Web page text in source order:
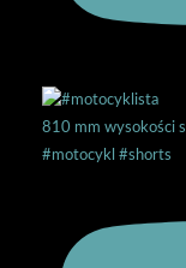
810 mm wysokości
#motocykl #shorts